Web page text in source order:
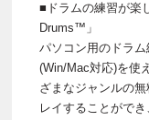
■ドラムの練習が楽
Drums™」
パソコン用のドラム
(Win/Mac対応)を使
ざまなジャンルの
レイすることがで